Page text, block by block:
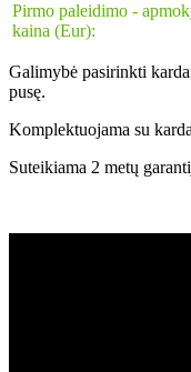
Pirmo paleidimo -
kaina (Eur):
Galimybė pasirinkti
pusę.
Komplektuojama su
Suteikiama 2 metų